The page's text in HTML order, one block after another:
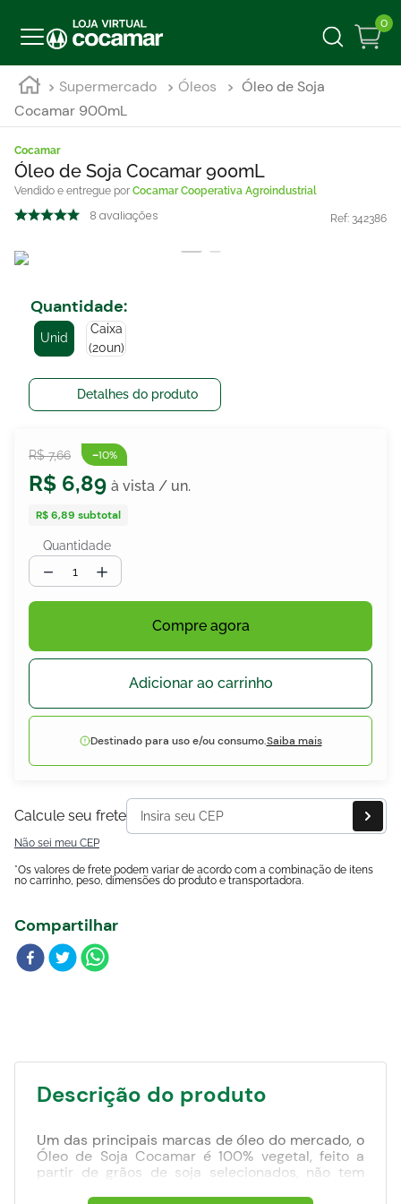
0
Supermercado Óleos
Óleo de Soja
Cocamar 900mL
Cocamar
Óleo de Soja Cocamar 900mL
Cocamar Cooperativa Agroindustrial
8 avaliações Ref: 342386
Quantidade:
Unid
Caixa
(20un)
Detalhes do produto
R$ 7,66 -10%
R$ 6,89
R$ 6,89 subtotal
Quantidade
＋
－
Compre agora
Adicionar ao carrinho
Destinado para uso e/ou consumo.Saiba mais
Calcule seu frete
Não sei meu CEP
*Os valores de frete podem variar de acordo com a combinação de itens
no carrinho, peso, dimensões do produto e transportadora.
Compartilhar
Descrição do produto
Um das principais marcas de óleo do mercado, o
Óleo de Soja Cocamar é 100% vegetal, feito a
partir de grãos de soja selecionados, não tem
Blog